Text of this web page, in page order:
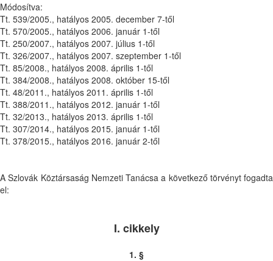
Módosítva:
Tt. 539/2005., hatályos 2005. december 7-től
Tt. 570/2005., hatályos 2006. január 1-től
Tt. 250/2007., hatályos 2007. július 1-től
Tt. 326/2007., hatályos 2007. szeptember 1-től
Tt. 85/2008., hatályos 2008. április 1-től
Tt. 384/2008., hatályos 2008. október 15-től
Tt. 48/2011., hatályos 2011. április 1-től
Tt. 388/2011., hatályos 2012. január 1-től
Tt. 32/2013., hatályos 2013. április 1-től
Tt. 307/2014., hatályos 2015. január 1-től
Tt. 378/2015., hatályos 2016. január 2-től
A Szlovák Köztársaság Nemzeti Tanácsa a következő törvényt fogadta
el:
I. cikkely
1. §